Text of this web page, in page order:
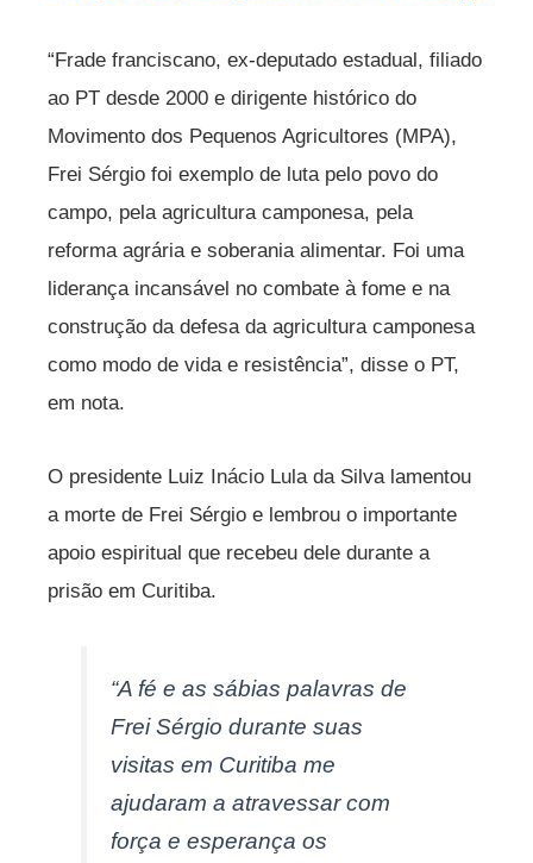
“Frade franciscano, ex-deputado estadual, filiado
ao PT desde 2000 e dirigente histórico do
Movimento dos Pequenos Agricultores (MPA),
Frei Sérgio foi exemplo de luta pelo povo do
campo, pela agricultura camponesa, pela
reforma agrária e soberania alimentar. Foi uma
liderança incansável no combate à fome e na
construção da defesa da agricultura camponesa
como modo de vida e resistência”, disse o PT,
em nota.
O presidente Luiz Inácio Lula da Silva lamentou
a morte de Frei Sérgio e lembrou o importante
apoio espiritual que recebeu dele durante a
prisão em Curitiba.
“A fé e as sábias palavras de
Frei Sérgio durante suas
visitas em Curitiba me
ajudaram a atravessar com
força e esperança os